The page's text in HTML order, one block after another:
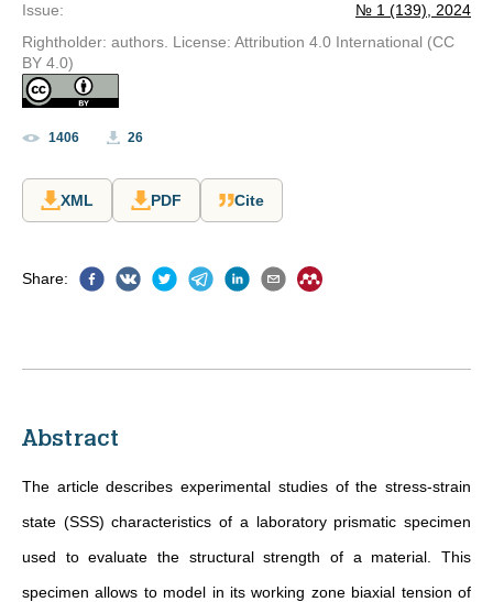
Issue:
№ 1 (139), 2024
Rightholder: authors. License: Attribution 4.0 International (CC
BY 4.0)
1406 26
XML PDF Cite
Share:
Abstract
The article describes experimental studies of the stress-strain
state (SSS) characteristics of a laboratory prismatic specimen
used to evaluate the structural strength of a material. This
specimen allows to model in its working zone biaxial tension of